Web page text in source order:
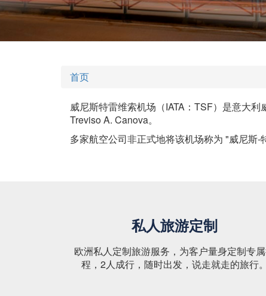
首页
威尼斯特雷维索机场（IATA：TSF）是意大
Treviso A. Canova。
多家航空公司非正式地将该机场称为 "威尼斯
私人旅游定制
欧洲私人定制旅游服务，为客户量身定制专
程，2人成行，随时出发，说走就走的旅行。